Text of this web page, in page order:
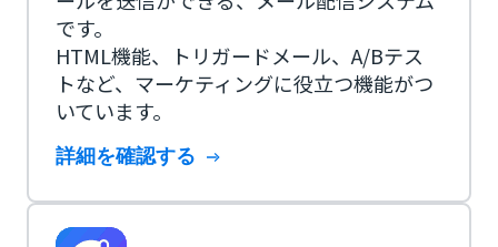
です。
HTML機能、トリガードメール、A/Bテス
トなど、マーケティングに役立つ機能がつ
いています。
詳細を確認する